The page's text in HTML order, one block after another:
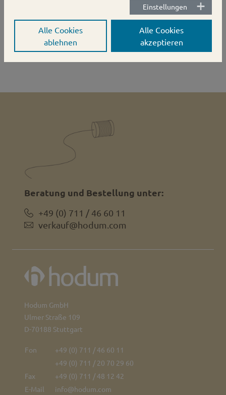
auf die Merkliste setzen
Hodum GmbH
Ulmer Straße 109
D-70188 Stuttgart
Fon
+49 (0) 711 / 46 60 11
+49 (0) 711 / 20 70 29 60
Fax
+49 (0) 711 / 48 12 42
E-Mail
info@hodum.com
Beratung und Bestellung unter:
+49 (0) 711 / 46 60 11
verkauf@hodum.com
Einstellungen
Alle Cookies
ablehnen
Alle Cookies
akzeptieren